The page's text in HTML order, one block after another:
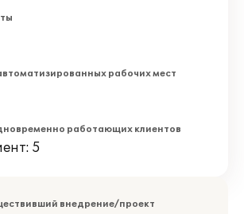
рабочих мест
работающих клиентов
5
внедрение/проект